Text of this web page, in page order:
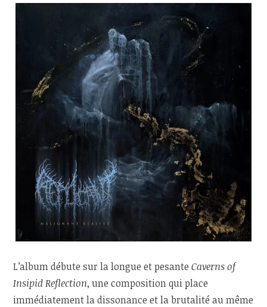
L’album débute sur la longue et pesanteCaverns of
Insipid Reflection, une composition qui place
immédiatement la dissonance et la brutalité au même